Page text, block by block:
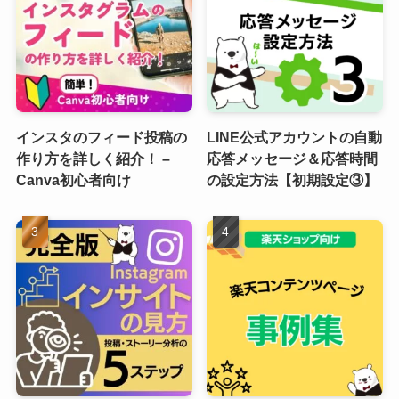
インスタのフィード投稿の
作り方を詳しく紹介！ –
Canva初心者向け
LINE公式アカウントの自動
応答メッセージ＆応答時間
の設定方法【初期設定③】